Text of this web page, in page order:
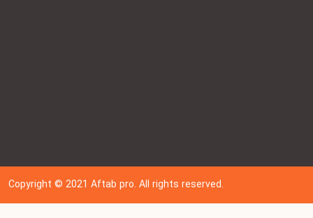
Copyright © 202 1Aftab pro. All rights reserved.